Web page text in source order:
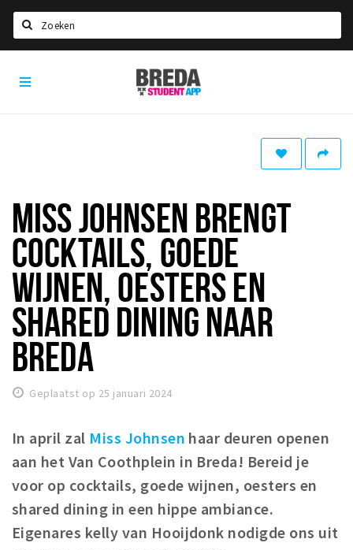
HOME
Studentenverenigingen
Studentenraad
Studentenroutes
New in town? Check FAQ!
WONEN
Woonruimte
Inschrijven gemeente
Huisarts en eerste hulp
Q&A
KORTING
Breda Student Shop
Breda
Student
MISS JOHNSEN BRENGT
COCKTAILS, GOEDE
WIJNEN, OESTERS EN
SHARED DINING NAAR
BREDA
Geplaatst op 25 januari 2024
In april zal Miss Johnsen haar deuren openen
aan het Van Coothplein in Breda! Bereid je
voor op cocktails, goede wijnen, oesters en
shared dining in een hippe ambiance.
Eigenares kelly van Hooijdonk nodigde ons uit